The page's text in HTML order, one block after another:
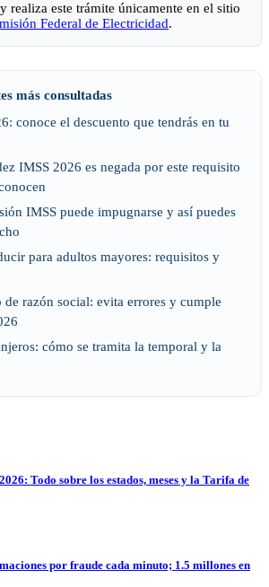
realiza este trámite únicamente en el sitio
Federal de Electricidad.
más consultadas
conoce el descuento que tendrás en tu
IMSS 2026 es negada por este requisito
IMSS puede impugnarse y así puedes
para adultos mayores: requisitos y
de razón social: evita errores y cumple
cómo se tramita la temporal y la
Todo sobre los estados, meses y la Tarifa de
por fraude cada minuto; 1.5 millones en